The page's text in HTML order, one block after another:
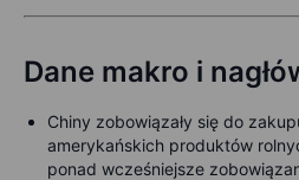
Dane makro i
Chiny zobowiązały się do
amerykańskich produktów
ponad wcześniejsze